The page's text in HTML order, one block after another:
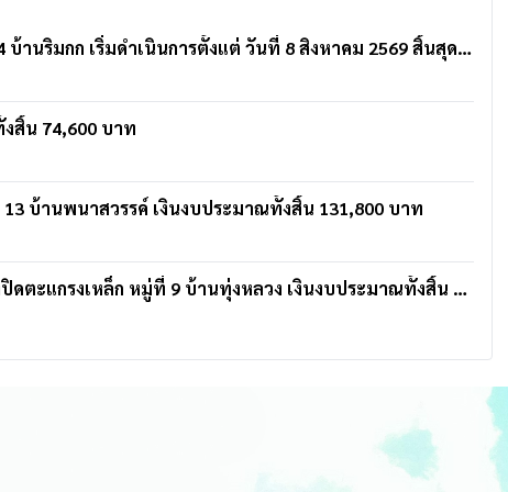
ประชาสัมพันธ์การดำเนินการโครงการปรับปรุงรางระบายน้ำ ค.ส.ล.พร้อมฝาปิด หมู่ที่ 4 บ้านริมกก เริ่มดำเนินการตั้งแต่ วันที่ 8 สิงหาคม 2569 สิ้นสุดสัญญา วันที่ 21 ตุลาคม 2569 โดย ห้างหุ้นส่วนจำกัด ยอดขุนเจริ
สิ้น 74,600 บาท
บ้านพนาสวรรค์ เงินงบประมาณทั้งสิ้น 131,800 บาท
โครงการปรับปรุงเส้นทางสายทาง ภายในหมู่บ้าน พร้อมรางระบายน้ำ ค.ส.ล. พร้อมฝาปิดตะแกรงเหล็ก หมู่ที่ 9 บ้านทุ่งหลวง เงินงบประมาณทั้งสิ้น 279,900 บาท